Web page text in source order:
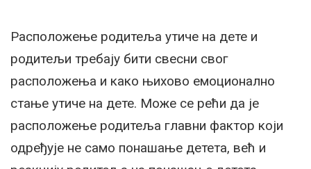
Расположење родитеља утиче на дете и
родитељи требају бити свесни свог
расположења и како њихово емоционално
стање утиче на дете. Може се рећи да је
расположење родитеља главни фактор који
одређује не само понашање детета, већ и